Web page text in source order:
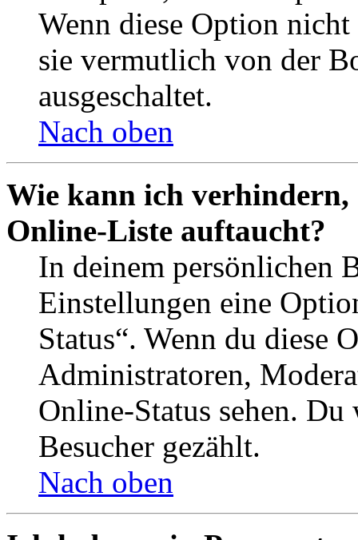
Wenn diese Option
sie vermutlich von der
ausgeschaltet.
Nach oben
Wie kann ich verhindern,
Online-Liste auftaucht?
In deinem persönlichen
Einstellungen eine
Status“. Wenn du diese
Administratoren,
Online-Status sehen.
Besucher gezählt.
Nach oben